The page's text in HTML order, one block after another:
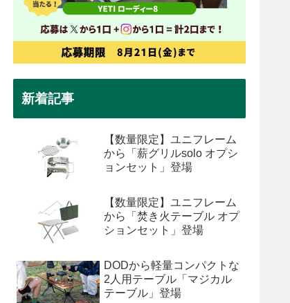
新着記事
【数量限定】ユニフレーム
から「薪グリルsolo オプシ
ョンセット」登場
【数量限定】ユニフレーム
から「焚き火テーブル オプ
ションセット」登場
DODから軽量コンパクトな
2人用テーブル「マジカル
テーブル」登場